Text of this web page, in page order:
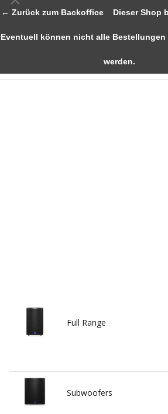
Full Range
Subwoofers
← Zurück zum BackofficeDieser Shop
Eventuell können nicht alle
werden.